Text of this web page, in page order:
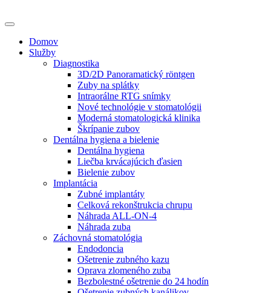
Domov
Služby
Diagnostika
3D/2D Panoramatický röntgen
Zuby na splátky
Intraorálne RTG snímky
Nové technológie v stomatológii
Moderná stomatologická klinika
Škrípanie zubov
Dentálna hygiena a bielenie
Dentálna hygiena
Liečba krvácajúcich ďasien
Bielenie zubov
Implantácia
Zubné implantáty
Celková rekonštrukcia chrupu
Náhrada ALL-ON-4
Náhrada zuba
Záchovná stomatológia
Endodoncia
Ošetrenie zubného kazu
Oprava zlomeného zuba
Bezbolestné ošetrenie do 24 hodín